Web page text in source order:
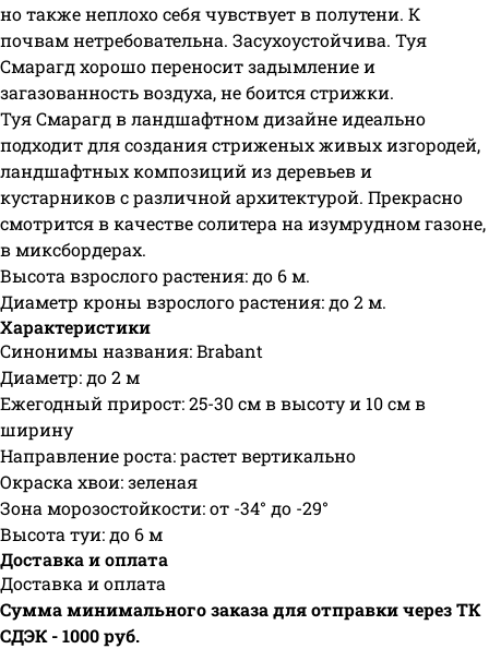
но также неплохо себя чувствует в полутени. К
почвам нетребовательна. Засухоустойчива. Туя
Смарагд хорошо переносит задымление и
загазованность воздуха, не боится стрижки.
Туя Смарагд в ландшафтном дизайне идеально
подходит для создания стриженых живых изгородей,
ландшафтных композиций из деревьев и
кустарников с различной архитектурой. Прекрасно
смотрится в качестве солитера на изумрудном газоне,
в миксбордерах.
Высота взрослого растения: до 6 м.
Диаметр кроны взрослого растения: до 2 м.
Характеристики
Синонимы названия: Brabant
Диаметр: до 2 м
Ежегодный прирост: 25-30 см в высоту и 10 см в
ширину
Направление роста: растет вертикально
Окраска хвои: зеленая
Зона морозостойкости: от -34° до -29°
Высота туи: до 6 м
Доставка и оплата
Доставка и оплата
Сумма минимального заказа для отправки через ТК
СДЭК - 1000 руб.